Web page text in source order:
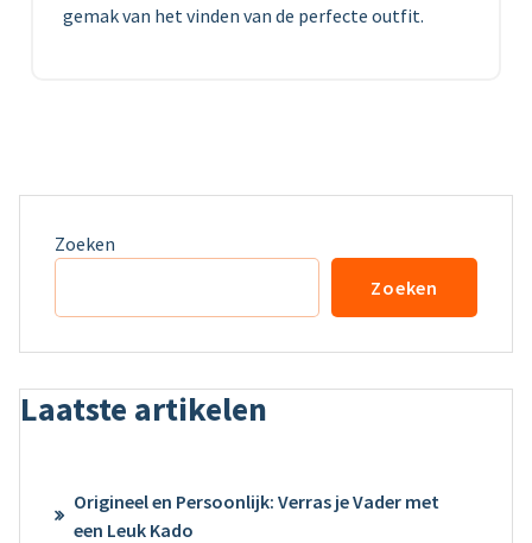
gemak van het vinden van de perfecte outfit.
Zoeken
Zoeken
Laatste artikelen
Origineel en Persoonlijk: Verras je Vader met
een Leuk Kado